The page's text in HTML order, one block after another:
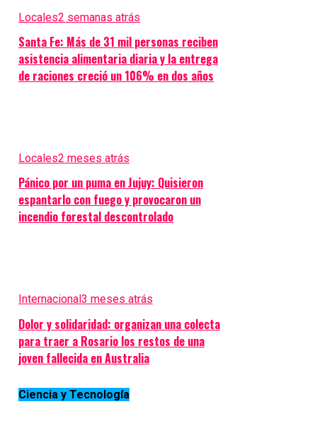
Locales2 semanas atrás
Santa Fe: Más de 31 mil personas reciben
asistencia alimentaria diaria y la entrega
de raciones creció un 106% en dos años
Locales2 meses atrás
Pánico por un puma en Jujuy: Quisieron
espantarlo con fuego y provocaron un
incendio forestal descontrolado
Internacional 3 meses atrás
Dolor y solidaridad: organizan una colecta
para traer a Rosario los restos de una
joven fallecida en Australia
Ciencia y Tecnología